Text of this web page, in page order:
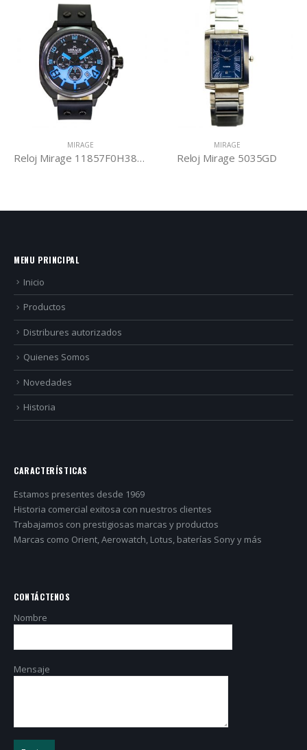
MIRAGE
Reloj Mirage 11857F0H387B
MIRAGE
Reloj Mirage 5035GD
MENU PRINCIPAL
Inicio
Productos
Distribures autorizados
Quienes Somos
Novedades
Historia
CARACTERÍSTICAS
Estamos presentes desde 1969
Historia comercial exitosa con nuestros clientes
Trabajamos con prestigiosas marcas y productos
Marcas como Orient, Aerowatch, Lotus, baterías Sony y más
CONTÁCTENOS
Nombre
Mensaje